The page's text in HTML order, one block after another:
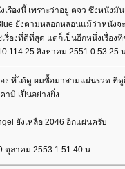
เรื่องนี้ เพราะว่าอยู่ ตจว ซึ่งหนังมั
ยังตามหลอกหลอนแม้ว่าหนังจ
รื่องที่ดีที่สุด แต่ก็เป็นอีกหนึ่งเรื่อง
25 สิงหาคม 2551 0:53:25
อง ที่ได้ดู ผมซื้อมาสามแผ่นรวด ที่
ามิ เป็นอย่างยิ่ง
ยังเหลือ 2046 อีกแผ่นครับ
ตุลาคม 2553 1:51:40 น.